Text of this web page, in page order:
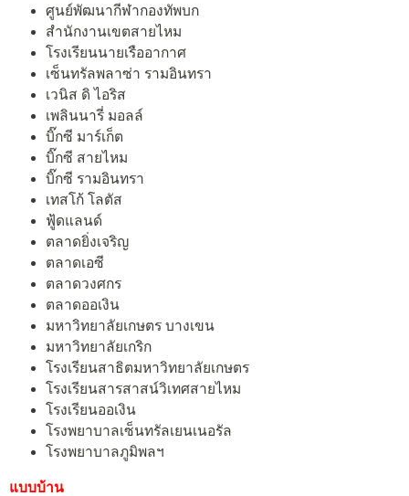
ศูนย์พัฒนากีฬากองทัพบก
สำนักงานเขตสายไหม
โรงเรียนนายเรืออากาศ
เซ็นทรัลพลาซ่า รามอินทรา
เวนิส ดิ ไอริส
เพลินนารี่ มอลล์
บิ๊กซี มาร์เก็ต
บิ๊กซี สายไหม
บิ๊กซี รามอินทรา
เทสโก้ โลตัส
ฟู้ดแลนด์
ตลาดยิ่งเจริญ
ตลาดเอซี
ตลาดวงศกร
ตลาดออเงิน
มหาวิทยาลัยเกษตร บางเขน
มหาวิทยาลัยเกริก
โรงเรียนสาธิตมหาวิทยาลัยเกษตร
โรงเรียนสารสาสน์วิเทศสายไหม
โรงเรียนออเงิน
โรงพยาบาลเซ็นทรัลเยนเนอรัล
โรงพยาบาลภูมิพลฯ
แบบบ้าน